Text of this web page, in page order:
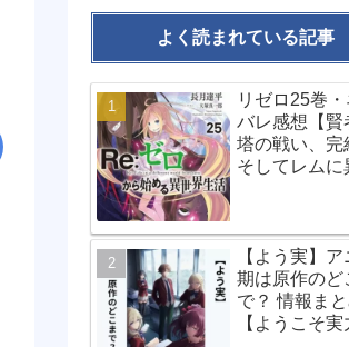
よく読まれている記事
リゼロ25巻・
バレ感想【賢
塔の戦い、完
そしてレムに
【よう実】
期は原作のど
で？ 情報ま
【ようこそ実